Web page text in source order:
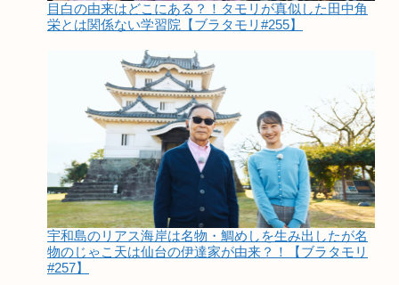
目白の由来はどこにある？！タモリが真似した田中角
栄とは関係ない学習院【ブラタモリ#255】
宇和島のリアス海岸は名物・鯛めしを生み出したが名
物のじゃこ天は仙台の伊達家が由来？！【ブラタモリ
#257】